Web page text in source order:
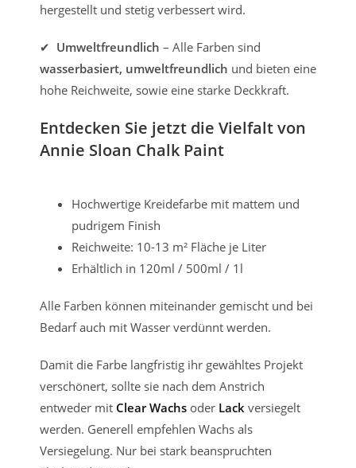
hergestellt und stetig verbessert wird.
✔ Umweltfreundlich – Alle Farben sind
wasserbasiert, umweltfreundlich und bieten eine
hohe Reichweite, sowie eine starke Deckkraft.
Entdecken Sie jetzt die Vielfalt von
Annie Sloan Chalk Paint
Hochwertige Kreidefarbe mit mattem und
pudrigem Finish
Reichweite: 10-13 m² Fläche je Liter
Erhältlich in 120ml / 500ml / 1l
Alle Farben können miteinander gemischt und bei
Bedarf auch mit Wasser verdünnt werden.
Damit die Farbe langfristig ihr gewähltes Projekt
verschönert, sollte sie nach dem Anstrich
entweder mit Clear Wachs oder Lack versiegelt
werden. Generell empfehlen Wachs als
Versiegelung. Nur bei stark beanspruchten